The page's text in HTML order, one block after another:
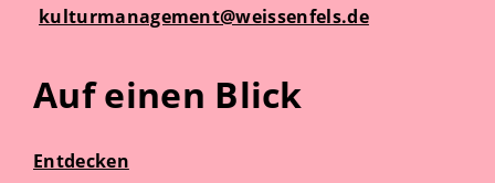
kulturmanagement@weissenfels.de
Auf einen Blick
Entdecken